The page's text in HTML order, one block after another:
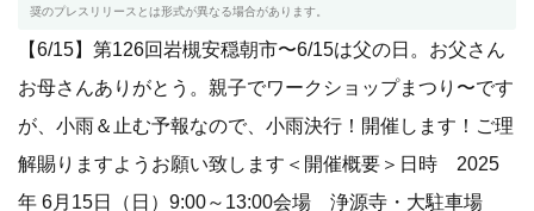
奨のプレスリリースとは形式が異なる場合があります。
【6/15】第126回岩槻安穏朝市〜6/15は父の日。お父さん
お母さんありがとう。親子でワークショップまつり〜です
が、小雨＆止む予報なので、小雨決行！開催します！ご理
解賜りますようお願い致します＜開催概要＞日時 2025
年 6月15日（日）9:00～13:00会場 浄源寺・大駐車場